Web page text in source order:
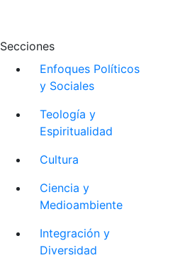
Secciones
Enfoques Políticos
y Sociales
Teología y
Espiritualidad
Cultura
Ciencia y
Medioambiente
Integración y
Diversidad